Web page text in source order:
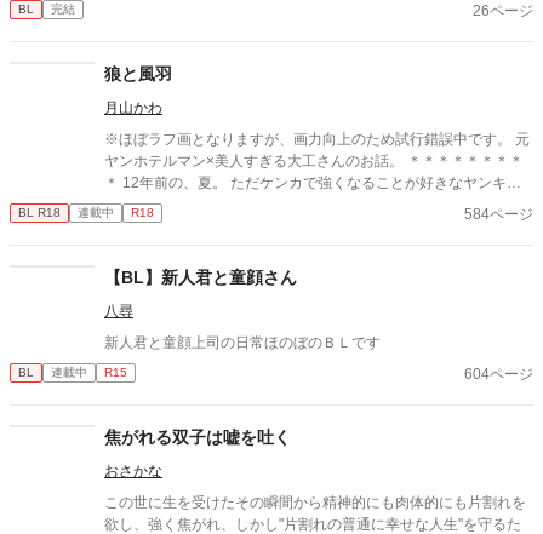
BL 完結 26ページ
狼と風羽
月山かわ
※ほぼラフ画となりますが、画力向上のため試行錯誤中です。 元
ヤンホテルマン×美人すぎる大工さんのお話。 ＊＊＊＊＊＊＊＊
＊ 12年前の、夏。 ただケンカで強くなることが好きなヤンキー
だった狼（ろう）は、 たったひとりでヤンキーグループを倒して
いたという美しい少年・風羽（ふう）と出会う。 風羽にケンカで
り・・・。 そして時が流れ、12年後——。 大人になり、高級ホ
テルのフロント主任として勤務していた狼の前に、 ホテルの改修
工事担当業者として現れたのは、風羽だった。 ほんのひと夏の小
さなきっかけは、無意識に忘れられない記憶になる。 名前のない
BL R18 連載中 R18 584ページ
【BL】新人君と童顔さん
八尋
新人君と童顔上司の日常ほのぼのＢＬです
BL 連載中 R15 604ページ
焦がれる双子は嘘を吐く
おさかな
この世に生を受けたその瞬間から精神的にも肉体的にも片割れを
欲し、強く焦がれ、しかし"片割れの普通に幸せな人生"を守るた